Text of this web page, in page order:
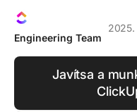
Engineering Team
2025.
Javítsa a